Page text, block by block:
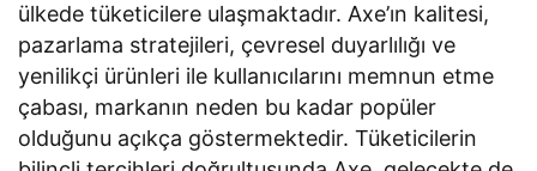
ülkede tüketicilere ulaşmaktadır. Axe’ın kalitesi,
pazarlama stratejileri, çevresel duyarlılığı ve
yenilikçi ürünleri ile kullanıcılarını memnun etme
çabası, markanın neden bu kadar popüler
olduğunu açıkça göstermektedir. Tüketicilerin